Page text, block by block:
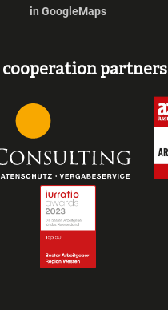
in GoogleMaps
cooperation partners